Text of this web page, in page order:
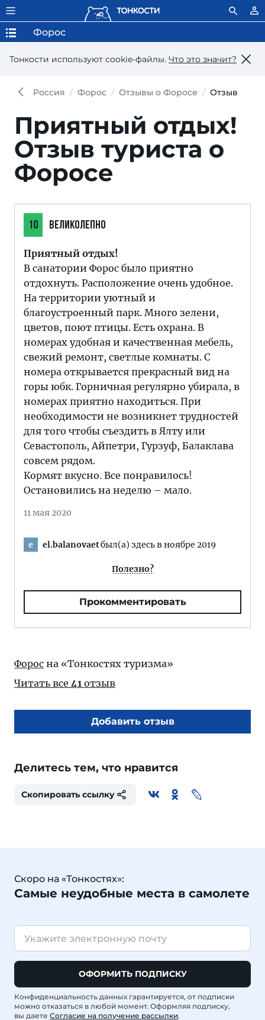
Тонкости используют сookie-файлы. Что это значит?
Форос
Россия Форос Отзывы о Форосе Отзыв
Приятный отдых!
Отзыв туриста о
Форосе
10 ВЕЛИКОЛЕПНО
Приятный отдых!
В санатории Форос было приятно
отдохнуть. Расположение очень удобное.
На территории уютный и
благоустроенный парк. Много зелени,
цветов, поют птицы. Есть охрана. В
номерах удобная и качественная мебель,
свежий ремонт, светлые комнаты. С
номера открывается прекрасный вид на
горы юбк. Горничная регулярно убирала, в
номерах приятно находиться. При
необходимости не возникнет трудностей
для того чтобы съездить в Ялту или
Севастополь, Айпетри, Гурзуф, Балаклава
совсем рядом.
Кормят вкусно. Все понравилось!
Остановились на неделю – мало.
11 мая 2020
e el.balanovaetбыл(а) здесь в ноябре 2019
Полезно?
Прокомментировать
Форос на «Тонкостях туризма»
Читать все 41 отзыв
Добавить отзыв
Делитесь тем, что нравится
Скопировать ссылку
Скоро на «Тонкостях»:
Самые неудобные места в самолете
ОФОРМИТЬ ПОДПИСКУ
Конфиденциальность данных гарантируется, от подписки
можно отказаться в любой момент. Оформляя подписку,
вы даете Согласие на получение рассылки.